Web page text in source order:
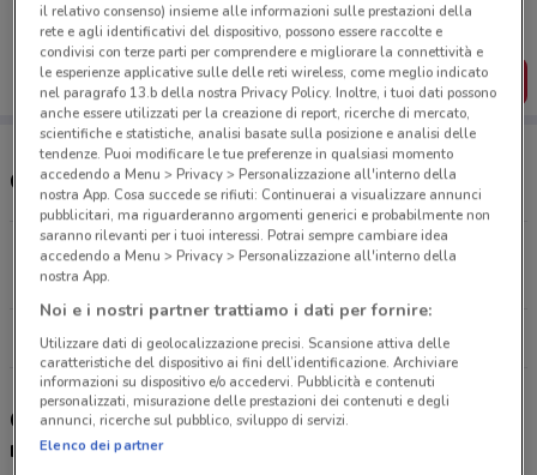
salvarle e creare la tua lista del risparmio, comodamente
dal tuo cellulare.
SCARICA L’APP
Orari e negozi Media World
Via Generale Clark, 39/41 Salerno
5 km
Tutti i negozi MediaWorld
Gli sconti del nuovo volantino Mediaworld e i
negozi
il relativo consenso) insieme alle informazioni sulle prestazioni della
rete e agli identificativi del dispositivo, possono essere raccolte e
condivisi con terze parti per comprendere e migliorare la connettività e
le esperienze applicative sulle delle reti wireless, come meglio indicato
nel paragrafo 13.b della nostra Privacy Policy. Inoltre, i tuoi dati possono
anche essere utilizzati per la creazione di report, ricerche di mercato,
scientifiche e statistiche, analisi basate sulla posizione e analisi delle
tendenze. Puoi modificare le tue preferenze in qualsiasi momento
accedendo a Menu > Privacy > Personalizzazione all'interno della
nostra App. Cosa succede se rifiuti: Continuerai a visualizzare annunci
pubblicitari, ma riguarderanno argomenti generici e probabilmente non
saranno rilevanti per i tuoi interessi. Potrai sempre cambiare idea
accedendo a Menu > Privacy > Personalizzazione all'interno della
nostra App.
Noi e i nostri partner trattiamo i dati per fornire:
Utilizzare dati di geolocalizzazione precisi. Scansione attiva delle
caratteristiche del dispositivo ai fini dell’identificazione. Archiviare
informazioni su dispositivo e/o accedervi. Pubblicità e contenuti
personalizzati, misurazione delle prestazioni dei contenuti e degli
annunci, ricerche sul pubblico, sviluppo di servizi.
Elenco dei partner